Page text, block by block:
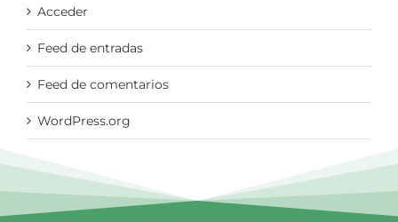
Acceder
Feed de entradas
Feed de comentarios
WordPress.org